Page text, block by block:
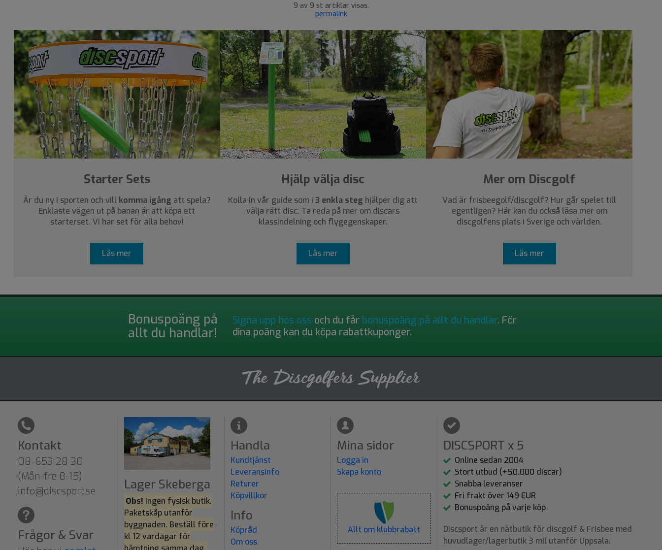
9 av 9 st artiklar visas.
permalink
Starter Sets
Är du ny i sporten och vill komma igång att spela?
Enklaste vägen ut på banan är att köpa ett
starterset. Vi har set för alla behov!
Läs mer
Hjälp välja disc
Kolla in vår guide som i3 enkla steg hjälper dig att
välja rätt disc. Ta reda på mer om discars
klassindelning och flygegenskaper.
Läs mer
Mer om Discgolf
Vad är frisbeegolf/discgolf? Hur går spelet till
egentligen? Här kan du också läsa mer om
discgolfens plats i Sverige och världen.
Läs mer
Bonuspoäng på
allt du handlar!
Signa upp hos oss och du får bonuspoäng på allt du handlar. För
dina poäng kan du köpa rabattkuponger.
Kontakt
08-653 28 30
(Mån-fre 8-15)
info@discsport.se
Frågor & Svar
Lager Skeberga
Obs! Ingen fysisk butik.
Paketskåp utanför
byggnaden. Beställ före
kl 12 vardagar för
Handla
Kundtjänst
Leveransinfo
Returer
Köpvillkor
Info
Köpråd
Om oss
Mina sidor
Logga in
Skapa konto
Allt om klubbrabatt
DISCSPORT x 5
Online sedan 2004
Stort utbud (+50.000 discar)
Snabba leveranser
Fri frakt över 149 EUR
Bonuspoäng på varje köp
Discsport är en nätbutik för discgolf & Frisbee med
huvudlager/lagerbutik 3 mil utanför Uppsala.